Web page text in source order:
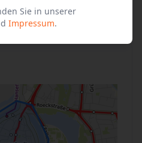
Sie in unserer
Impressum.